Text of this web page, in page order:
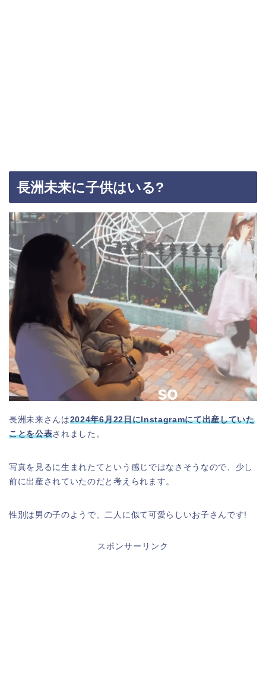
長洲未来に子供はいる?
長洲未来さんは2024年6月22日にInstagramにて出産していた
ことを公表されました。
写真を見るに生まれたてという感じではなさそうなので、少し
前に出産されていたのだと考えられます。
性別は男の子のようで、二人に似て可愛らしいお子さんです!
スポンサーリンク